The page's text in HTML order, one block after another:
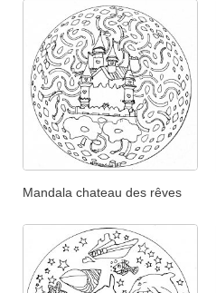
Mandala chateau des rêves